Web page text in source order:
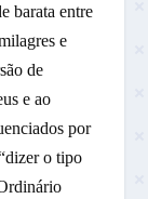
barata entre
e
de
e ao
por
o tipo